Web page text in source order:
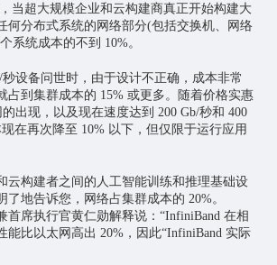
当超大规模企业和云构建商真正开始构建大
何分布式系统的网络部分(包括交换机、网络
系统成本的不到 10%。
秒设备问世时，由于设计不正确，成本非常
占到集群成本的 15% 或更多。随着价格实惠
出现，以及现在速度达到 200 Gb/秒和 400
在再次降至 10% 以下，但仅限于运行应用
云构建者之间的人工智能训练和推理基础设
了地告诉您，网络占集群成本的 20%。
首席执行官黄仁勋解释说：“InfiniBand 在相
能比以太网高出 20%，因此“InfiniBand 实际